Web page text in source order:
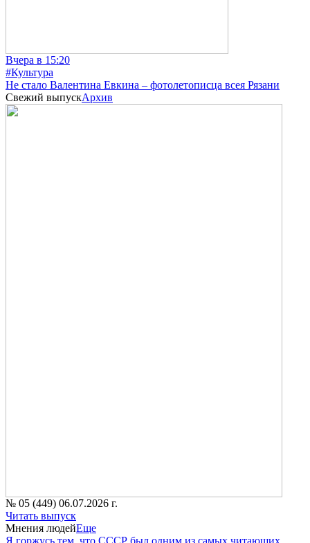
Вчера в 15:20
#Культура
Не стало Валентина Евкина – фотолетописца всея Рязани
Свежий выпускАрхив
№ 05 (449) 06.07.2026 г.
Читать выпуск
Мнения людейЕще